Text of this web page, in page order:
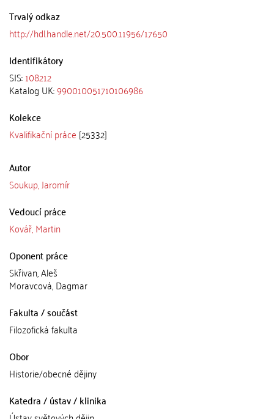
Trvalý odkaz
http://hdl.handle.net/20.500.11956/17650
Identifikátory
SIS:108212
Katalog UK:990010051710106986
Kolekce
Kvalifikační práce [25332]
Autor
Soukup, Jaromír
Vedoucí práce
Kovář, Martin
Oponent práce
Skřivan, Aleš
Moravcová, Dagmar
Fakulta / součást
Filozofická fakulta
Obor
Historie/obecné dějiny
Katedra / ústav / klinika